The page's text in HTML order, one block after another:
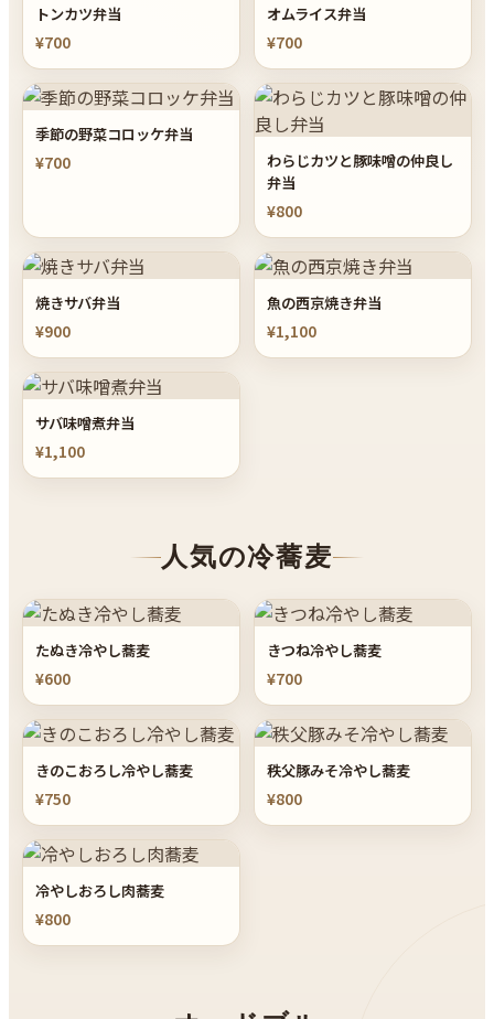
トンカツ弁当
¥700
オムライス弁当
¥700
季節の野菜コロッケ弁当
¥700
わらじカツと豚味噌の仲良し
弁当
¥800
焼きサバ弁当
¥900
魚の西京焼き弁当
¥1,100
サバ味噌煮弁当
¥1,100
人気の冷蕎麦
たぬき冷やし蕎麦
¥600
きつね冷やし蕎麦
¥700
きのこおろし冷やし蕎麦
¥750
秩父豚みそ冷やし蕎麦
¥800
冷やしおろし肉蕎麦
¥800